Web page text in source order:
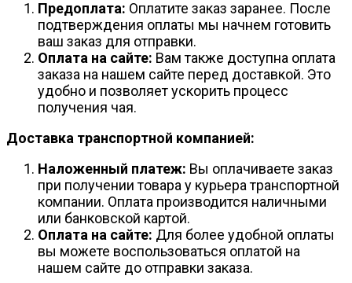
Предоплата: Оплатите заказ заранее. После
подтверждения оплаты мы начнем готовить
ваш заказ для отправки.
Оплата на сайте: Вам также доступна оплата
заказа на нашем сайте перед доставкой. Это
удобно и позволяет ускорить процесс
получения чая.
Доставка транспортной компанией:
Наложенный платеж: Вы оплачиваете заказ
при получении товара у курьера транспортной
компании. Оплата производится наличными
или банковской картой.
Оплата на сайте: Для более удобной оплаты
вы можете воспользоваться оплатой на
нашем сайте до отправки заказа.